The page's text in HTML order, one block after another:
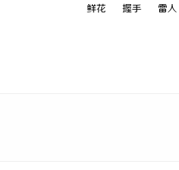
鲜花 握手 雷人